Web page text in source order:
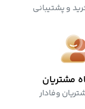
و پشتیبانی
مشتریان
وفادار